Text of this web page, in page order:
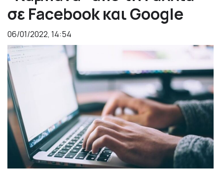
σε Facebook και Google
06/01/2022, 14:54